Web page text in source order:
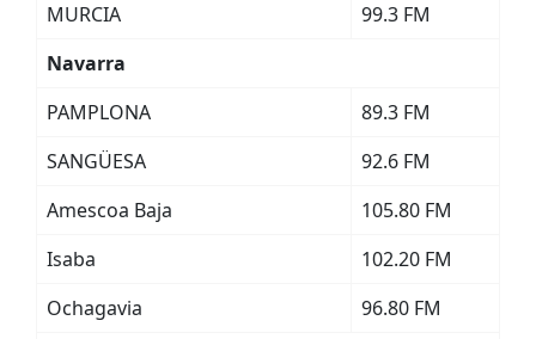
MURCIA
99.3 FM
Navarra
PAMPLONA
89.3 FM
SANGÜESA
92.6 FM
Amescoa Baja
105.80 FM
Isaba
102.20 FM
Ochagavia
96.80 FM